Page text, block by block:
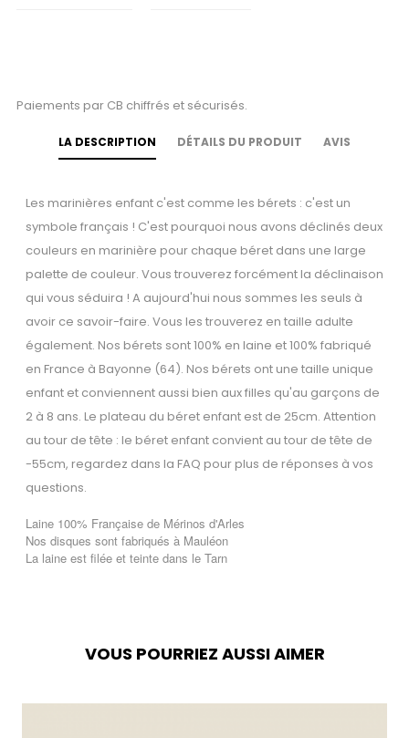
Paiements par CB chiffrés et sécurisés.
LA DESCRIPTION DÉTAILS DU PRODUIT AVIS
Les marinières enfant c'est comme les bérets : c'est un
symbole français ! C'est pourquoi nous avons déclinés deux
couleurs en marinière pour chaque béret dans une large
palette de couleur. Vous trouverez forcément la déclinaison
qui vous séduira ! A aujourd'hui nous sommes les seuls à
avoir ce savoir-faire. Vous les trouverez en taille adulte
également. Nos bérets sont 100% en laine et 100% fabriqué
en France à Bayonne (64). Nos bérets ont une taille unique
enfant et conviennent aussi bien aux filles qu'au garçons de
2 à 8 ans. Le plateau du béret enfant est de 25cm. Attention
au tour de tête : le béret enfant convient au tour de tête de
-55cm, regardez dans la FAQ pour plus de réponses à vos
questions.
Laine 100% Française de Mérinos d'Arles
Nos disques sont fabriqués à Mauléon
La laine est filée et teinte dans le Tarn
VOUS POURRIEZ AUSSI AIMER